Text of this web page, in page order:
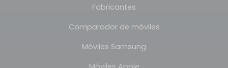
Fabricantes
Comparador de móviles
Móviles Samsung